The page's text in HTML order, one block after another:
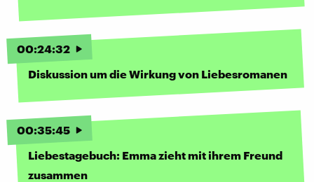
00:24:32
Diskussion um die Wirkung von Liebesromanen
00:35:45
Liebestagebuch: Emma zieht mit ihrem Freund
zusammen